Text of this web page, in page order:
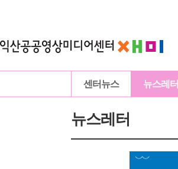
센터뉴스 뉴스레터
뉴스레터